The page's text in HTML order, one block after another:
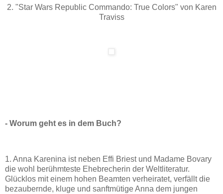
2. "Star Wars Republic Commando: True Colors" von Karen
Traviss
- Worum geht es in dem Buch?
1. Anna Karenina ist neben Effi Briest und Madame Bovary
die wohl berühmteste Ehebrecherin der Weltliteratur.
Glücklos mit einem hohen Beamten verheiratet, verfällt die
bezaubernde, kluge und sanftmütige Anna dem jungen